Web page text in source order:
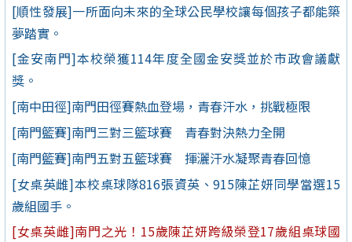
[順性發展]一所面向未來的全球公民學校讓每個孩子都能築
夢踏實。
[金安南門]本校榮獲114年度全國金安獎並於市政會議獻
獎。
[南中田徑]南門田徑賽熱血登場，青春汗水，挑戰極限
[南門籃賽]南門三對三籃球賽 青春對決熱力全開
[南門籃賽]南門五對五籃球賽 揮灑汗水凝聚青春回憶
[女桌英雌]本校桌球隊816張資英、915陳芷妍同學當選15
歲組國手。
[女桌英雌]南門之光！15歲陳芷妍跨級榮登17歲組桌球國